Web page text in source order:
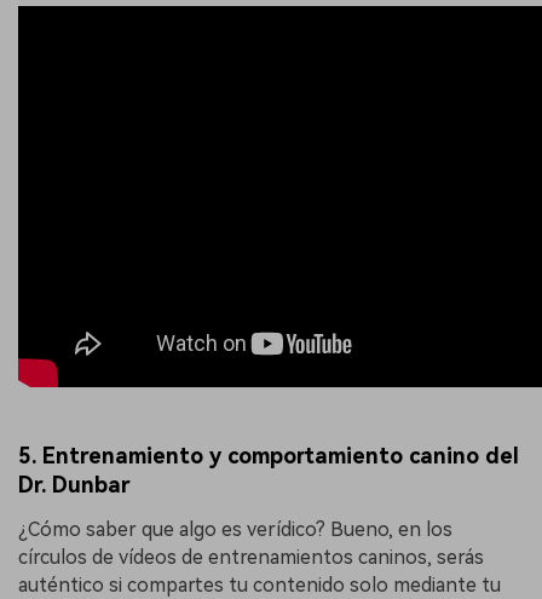
5. Entrenamiento y comportamiento canino del
Dr. Dunbar
¿Cómo saber que algo es verídico? Bueno, en los
círculos de vídeos de entrenamientos caninos, serás
auténtico si compartes tu contenido solo mediante tu